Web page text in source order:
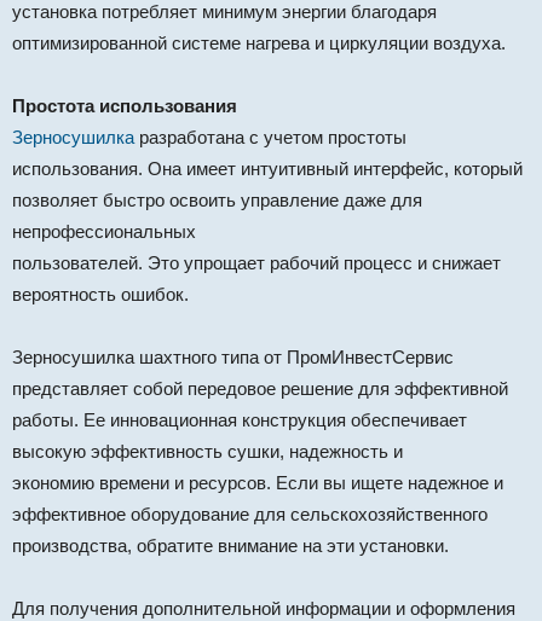
установка потребляет минимум энергии благодаря
оптимизированной системе нагрева и циркуляции воздуха.
Простота использования
Зерносушилка разработана с учетом простоты
использования. Она имеет интуитивный интерфейс, который
позволяет быстро освоить управление даже для
непрофессиональных
пользователей. Это упрощает рабочий процесс и снижает
вероятность ошибок.
Зерносушилка шахтного типа от ПромИнвестСервис
представляет собой передовое решение для эффективной
работы. Ее инновационная конструкция обеспечивает
высокую эффективность сушки, надежность и
экономию времени и ресурсов. Если вы ищете надежное и
эффективное оборудование для сельскохозяйственного
производства, обратите внимание на эти установки.
Для получения дополнительной информации и оформления